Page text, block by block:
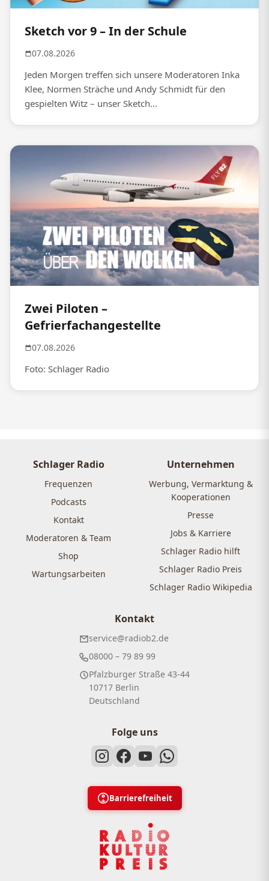
Sketch vor 9 – In der Schule
07.08.2026
Jeden Morgen treffen sich unsere Moderatoren Inka
Klee, Normen Sträche und Andy Schmidt für den
gespielten Witz – unser Sketch...
Zwei Piloten –
Gefrierfachangestellte
07.08.2026
Foto: Schlager Radio
Schlager Radio
Frequenzen
Podcasts
Kontakt
Moderatoren & Team
Shop
Wartungsarbeiten
Unternehmen
Werbung, Vermarktung &
Kooperationen
Presse
Jobs & Karriere
Schlager Radio hilft
Schlager Radio Preis
Schlager Radio Wikipedia
Kontakt
service@radiob2.de
08000 – 79 89 99
Pfalzburger Straße 43-44
10717 Berlin
Deutschland
Folge uns
Barrierefreiheit